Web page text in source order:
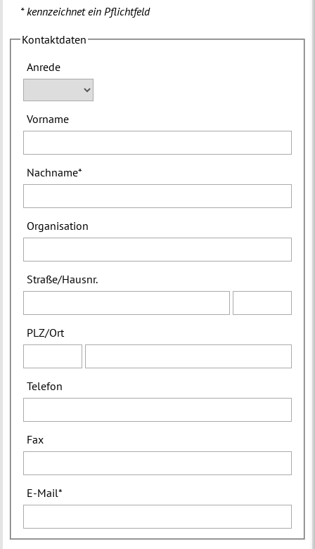
* kennzeichnet ein Pflichtfeld
Kontaktdaten
Anrede
Vorname
Nachname*
Organisation
Straße/Hausnr.
PLZ/Ort
Telefon
Fax
E-Mail*